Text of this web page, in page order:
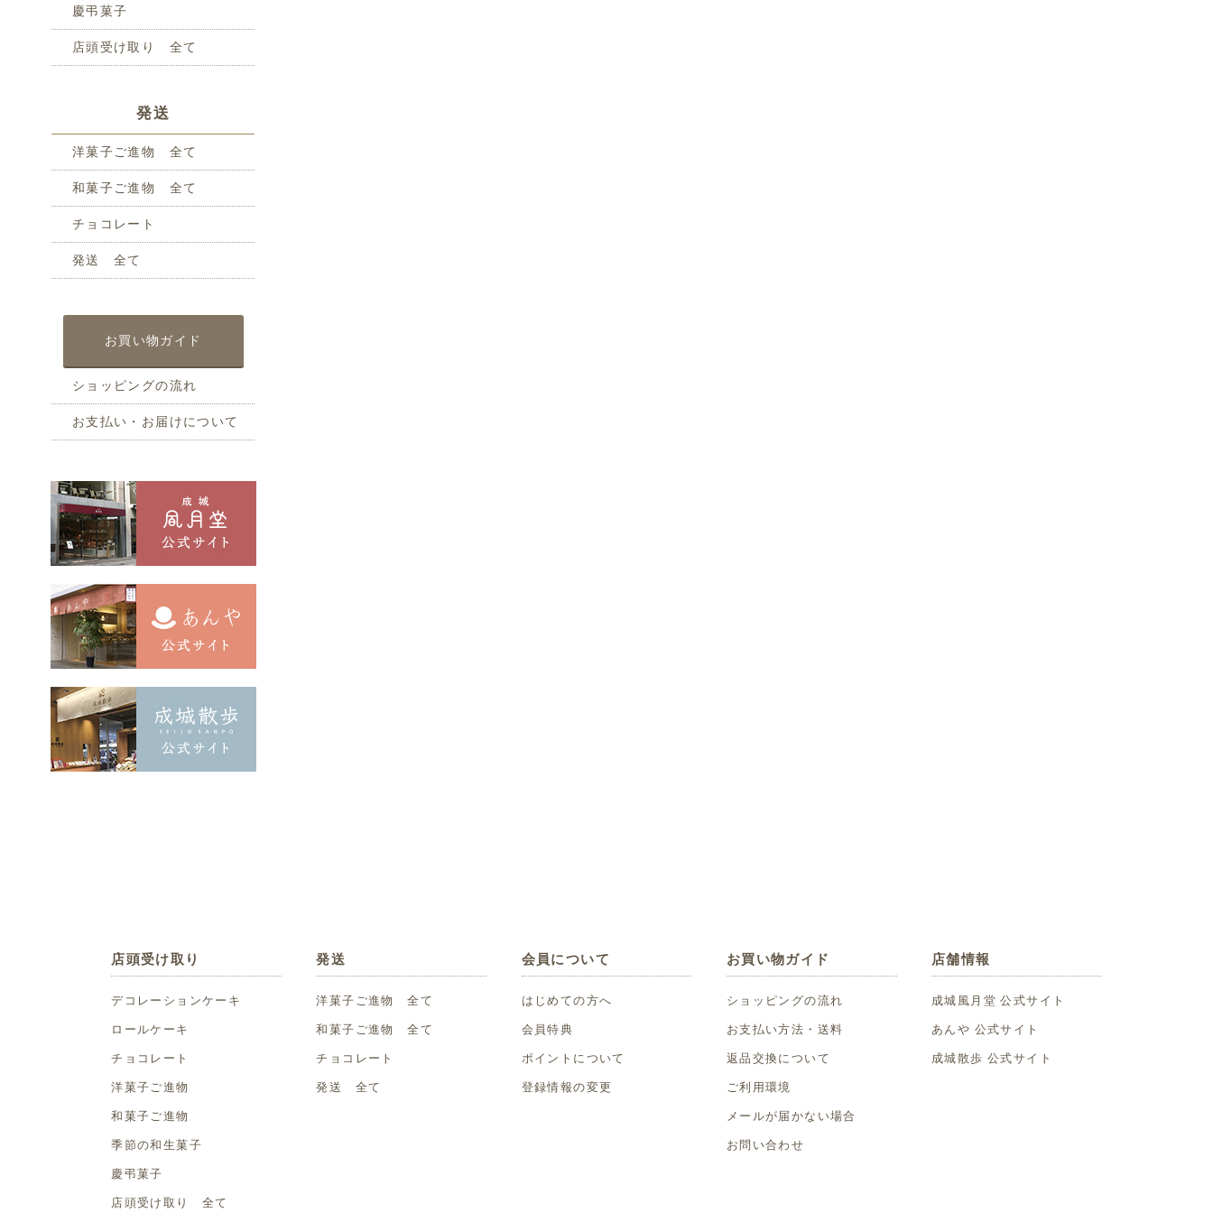
慶弔菓子
店頭受け取り 全て
発送
洋菓子ご進物 全て
和菓子ご進物 全て
チョコレート
発送 全て
お買い物ガイド
ショッピングの流れ
お支払い・お届けについて
店頭受け取り
デコレーションケーキ
ロールケーキ
チョコレート
洋菓子ご進物
和菓子ご進物
季節の和生菓子
慶弔菓子
店頭受け取り 全て
発送
洋菓子ご進物 全て
和菓子ご進物 全て
チョコレート
発送 全て
会員について
はじめての方へ
会員特典
ポイントについて
登録情報の変更
お買い物ガイド
ショッピングの流れ
お支払い方法・送料
返品交換について
ご利用環境
メールが届かない場合
お問い合わせ
店舗情報
成城風月堂 公式サイト
あんや 公式サイト
成城散歩 公式サイト